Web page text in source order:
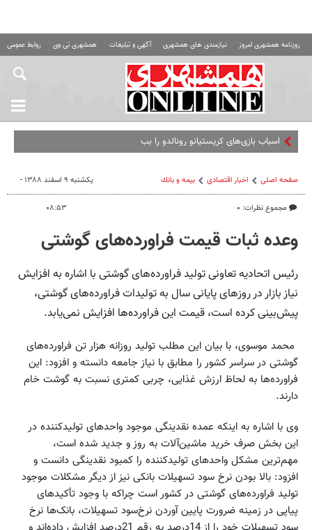
روزنامه همشهری امروز نیازمندی های همشهری آگهی و تبلیغات همشهری تی وی روابط عمومی
اسباب‌ بازی‌های کریستیانو رونالدو را ببینید + عکس
صفحه اصلی اخبار اقتصادی بيمه و بانك
مجموع نظرات: ۰
یکشنبه ۹ اسفند ۱۳۸۸ -
۰۸:۵۳
وعده ثبات قیمت فراورده‌های گوشتی
رئیس اتحادیه تعاونی تولید فراورده‌های گوشتی با اشاره به افزایش
نیاز بازار در روزهای پایانی سال به تولیدات فراورده‌های گوشتی،
پیش‌بینی کرده است، قیمت این فراورده‌ها افزایش نمی‌یابد.
محمد موسوی، با بیان این مطلب تولید روزانه هزار تن فراورده‌های
گوشتی در سراسر کشور را مطابق با نیاز جامعه دانسته و افزود: این
فراورده‌ها به لحاظ ارزش غذایی، چربی کمتری نسبت به گوشت خام
دارند.
وی با اشاره به اینکه عمده‌ نقدینگی موجود واحدهای تولیدکننده در
این بخش صرف خرید ماشین‌آلات به روز و جدید شده است،
مهم‌ترین مشکل واحدهای تولیدکننده را کمبود نقدینگی دانست و
افزود: بالا بودن نرخ سود تسهیلات بانکی نیز از دیگر مشکلات موجود
تولید فراورده‌های گوشتی در کشور است چراکه با وجود تأکید‌های
پیاپی در زمینه ضرورت پایین آوردن نرخ‌سود تسهیلات، بانک‌ها نرخ